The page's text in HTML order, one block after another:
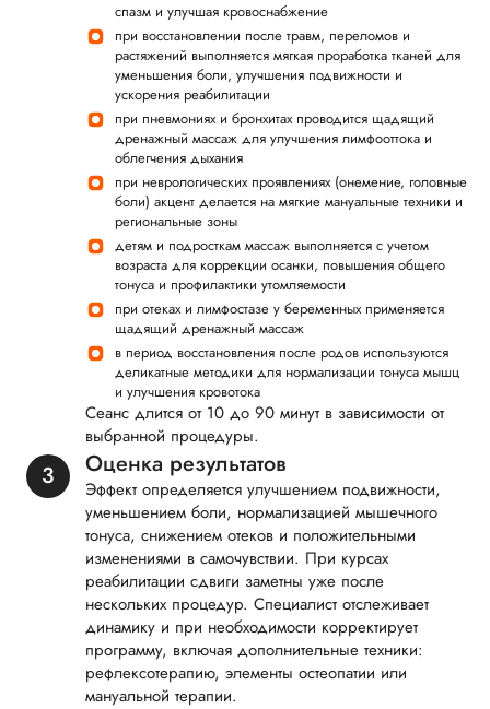
спазм и улучшая кровоснабжение
при восстановлении после травм, переломов и
растяжений выполняется мягкая проработка тканей для
уменьшения боли, улучшения подвижности и
ускорения реабилитации
при пневмониях и бронхитах проводится щадящий
дренажный массаж для улучшения лимфооттока и
облегчения дыхания
при неврологических проявлениях (онемение, головные
боли) акцент делается на мягкие мануальные техники и
региональные зоны
детям и подросткам массаж выполняется с учетом
возраста для коррекции осанки, повышения общего
тонуса и профилактики утомляемости
при отеках и лимфостазе у беременных применяется
щадящий дренажный массаж
в период восстановления после родов используются
деликатные методики для нормализации тонуса мышц
и улучшения кровотока
Сеанс длится от 10 до 90 минут в зависимости от
выбранной процедуры.
Оценка результатов
Эффект определяется улучшением подвижности,
уменьшением боли, нормализацией мышечного
тонуса, снижением отеков и положительными
изменениями в самочувствии. При курсах
реабилитации сдвиги заметны уже после
нескольких процедур. Специалист отслеживает
динамику и при необходимости корректирует
программу, включая дополнительные техники:
рефлексотерапию, элементы остеопатии или
мануальной терапии.